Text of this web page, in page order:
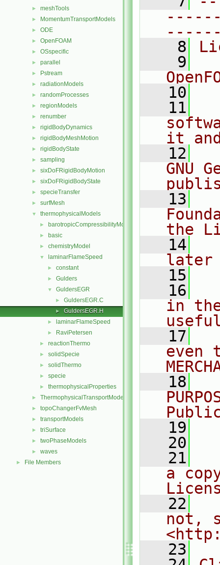
► meshTools
► MomentumTransportModels
► ODE
► OpenFOAM
► OSspecific
► parallel
► Pstream
► radiationModels
► randomProcesses
► regionModels
► renumber
► rigidBodyDynamics
► rigidBodyMeshMotion
► rigidBodyState
► sampling
► sixDoFRigidBodyMotion
► sixDoFRigidBodyState
► specieTransfer
► surfMesh
▼ thermophysicalModels
► barotropicCompressibilityModel
► basic
► chemistryModel
▼ laminarFlameSpeed
► constant
► Gulders
▼ GuldersEGR
► GuldersEGR.C
► GuldersEGR.H
► laminarFlameSpeed
► RaviPetersen
► reactionThermo
► solidSpecie
► solidThermo
► specie
► thermophysicalProperties
► ThermophysicalTransportModels
► topoChangerFvMesh
► transportModels
► triSurface
► twoPhaseModels
► waves
► File Members
    8
    9
   10
   11
it
   12
GNU
   13
the
   14
later
   15
   16
in
   17
even
   18
   19
   20
   21
a
   22
not,
   23